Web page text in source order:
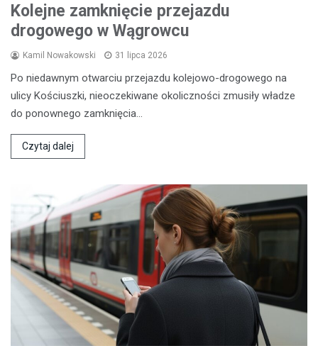
Kolejne zamknięcie przejazdu
drogowego w Wągrowcu
Kamil Nowakowski 31 lipca 2026
Po niedawnym otwarciu przejazdu kolejowo-drogowego na
ulicy Kościuszki, nieoczekiwane okoliczności zmusiły władze
do ponownego zamknięcia…
Czytaj dalej